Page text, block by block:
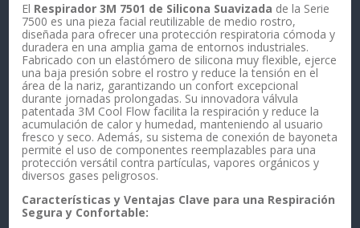
El Respirador 3M 7501 de Silicona Suavizada de la Serie
7500 es una pieza facial reutilizable de medio rostro,
diseñada para ofrecer una protección respiratoria cómoda y
duradera en una amplia gama de entornos industriales.
Fabricado con un elastómero de silicona muy flexible, ejerce
una baja presión sobre el rostro y reduce la tensión en el
área de la nariz, garantizando un confort excepcional
durante jornadas prolongadas. Su innovadora válvula
patentada 3M Cool Flow facilita la respiración y reduce la
acumulación de calor y humedad, manteniendo al usuario
fresco y seco. Además, su sistema de conexión de bayoneta
permite el uso de componentes reemplazables para una
protección versátil contra partículas, vapores orgánicos y
diversos gases peligrosos.
Características y Ventajas Clave para una Respiración
Segura y Confortable: